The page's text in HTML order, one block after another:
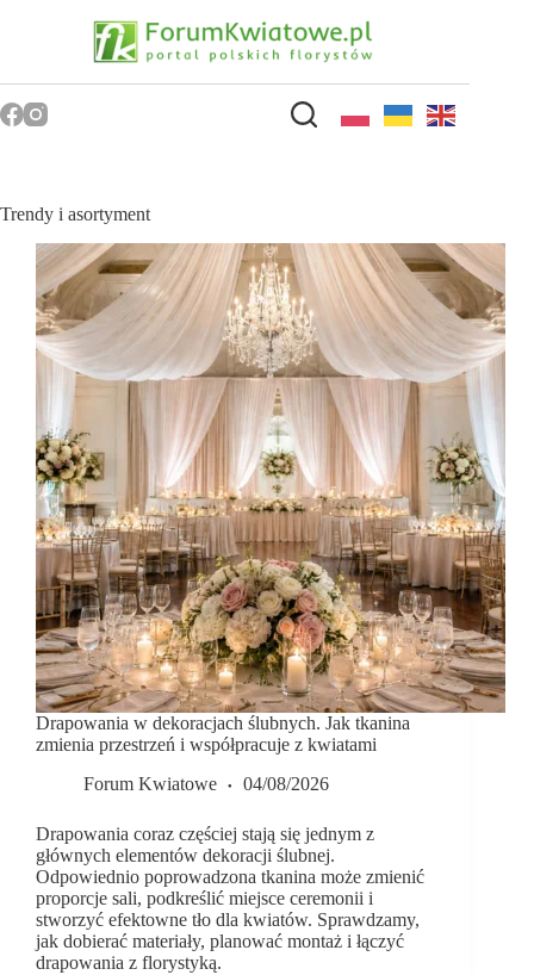
Trendy i asortyment
Drapowania w dekoracjach ślubnych. Jak tkanina
zmienia przestrzeń i współpracuje z kwiatami
Forum Kwiatowe
04/08/2026
Drapowania coraz częściej stają się jednym z
głównych elementów dekoracji ślubnej.
Odpowiednio poprowadzona tkanina może zmienić
proporcje sali, podkreślić miejsce ceremonii i
stworzyć efektowne tło dla kwiatów. Sprawdzamy,
jak dobierać materiały, planować montaż i łączyć
drapowania z florystyką.